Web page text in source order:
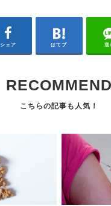
シェア はてブ 送
RECOMMEND